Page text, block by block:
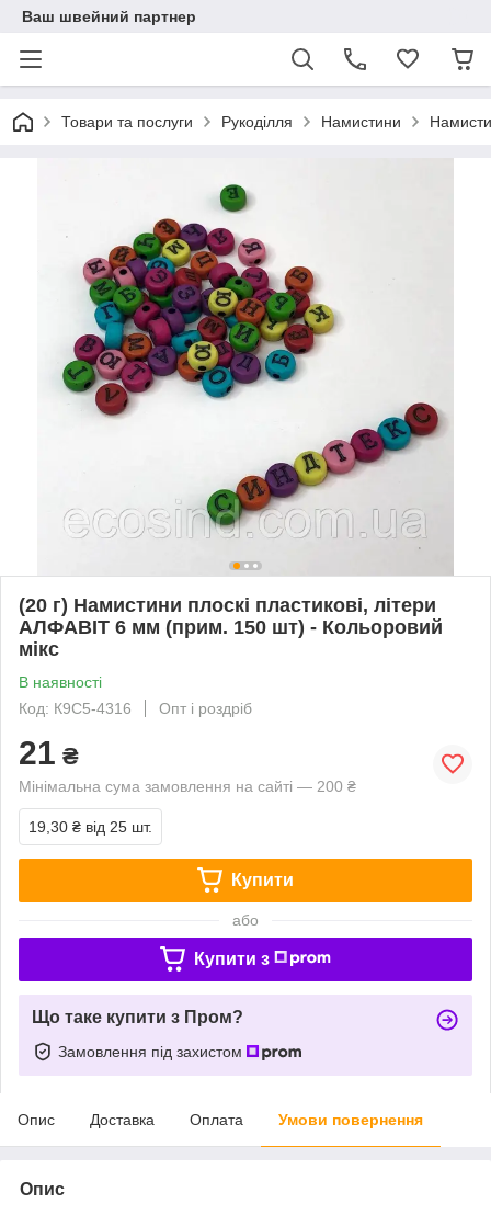
Ваш швейний партнер
Товари та послуги Рукоділля Намистини
(20 г) Намистини плоскі пластикові, літери
АЛФАВІТ 6 мм (прим. 150 шт) - Кольоровий
мікс
В наявності
Код: К9С5-4316
Опт і роздріб
21 ₴
Мінімальна сума замовлення на сайті — 200 ₴
19,30 ₴ від 25 шт.
Купити
або
Купити з
Що таке купити з Пром?
Замовлення під захистом
Опис Доставка Оплата Умови повернення
Опис